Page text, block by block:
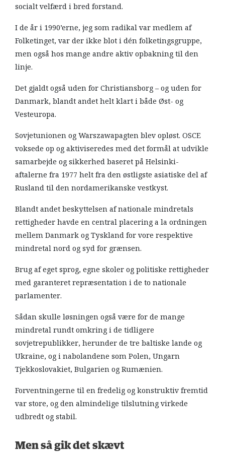
socialt velfærd i bred forstand.
I de år i 1990’erne, jeg som radikal var medlem af
Folketinget, var der ikke blot i dén folketingsgruppe,
men også hos mange andre aktiv opbakning til den
linje.
Det gjaldt også uden for Christiansborg – og uden for
Danmark, blandt andet helt klart i både Øst- og
Vesteuropa.
Sovjetunionen og Warszawapagten blev opløst. OSCE
voksede op og aktiviseredes med det formål at udvikle
samarbejde og sikkerhed baseret på Helsinki-
aftalerne fra 1977 helt fra den østligste asiatiske del af
Rusland til den nordamerikanske vestkyst.
Blandt andet beskyttelsen af nationale mindretals
rettigheder havde en central placering a la ordningen
mellem Danmark og Tyskland for vore respektive
mindretal nord og syd for grænsen.
Brug af eget sprog, egne skoler og politiske rettigheder
med garanteret repræsentation i de to nationale
parlamenter.
Sådan skulle løsningen også være for de mange
mindretal rundt omkring i de tidligere
sovjetrepublikker, herunder de tre baltiske lande og
Ukraine, og i nabolandene som Polen, Ungarn
Tjekkoslovakiet, Bulgarien og Rumænien.
Forventningerne til en fredelig og konstruktiv fremtid
var store, og den almindelige tilslutning virkede
udbredt og stabil.
Men så gik det skævt